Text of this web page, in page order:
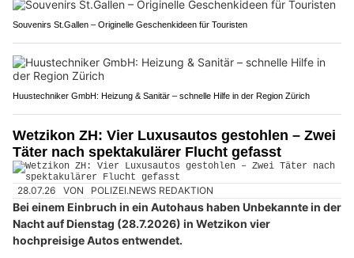
Souvenirs St.Gallen – Originelle Geschenkideen für Touristen
Huustechniker GmbH: Heizung & Sanitär – schnelle Hilfe in der Region Zürich
Wetzikon ZH: Vier Luxusautos gestohlen – Zwei
Täter nach spektakulärer Flucht gefasst
28.07.26 VON POLIZEI.NEWS REDAKTION
Bei einem Einbruch in ein Autohaus haben Unbekannte in der
Nacht auf Dienstag (28.7.2026) in Wetzikon vier
hochpreisige Autos entwendet.